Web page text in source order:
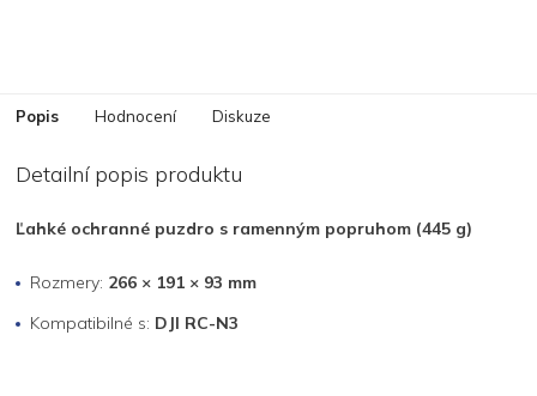
Popis Hodnocení Diskuze
Detailní popis produktu
Ľahké ochranné puzdro s ramenným popruhom (445 g)
Rozmery: 266 × 191 × 93 mm
Kompatibilné s: DJI RC-N3